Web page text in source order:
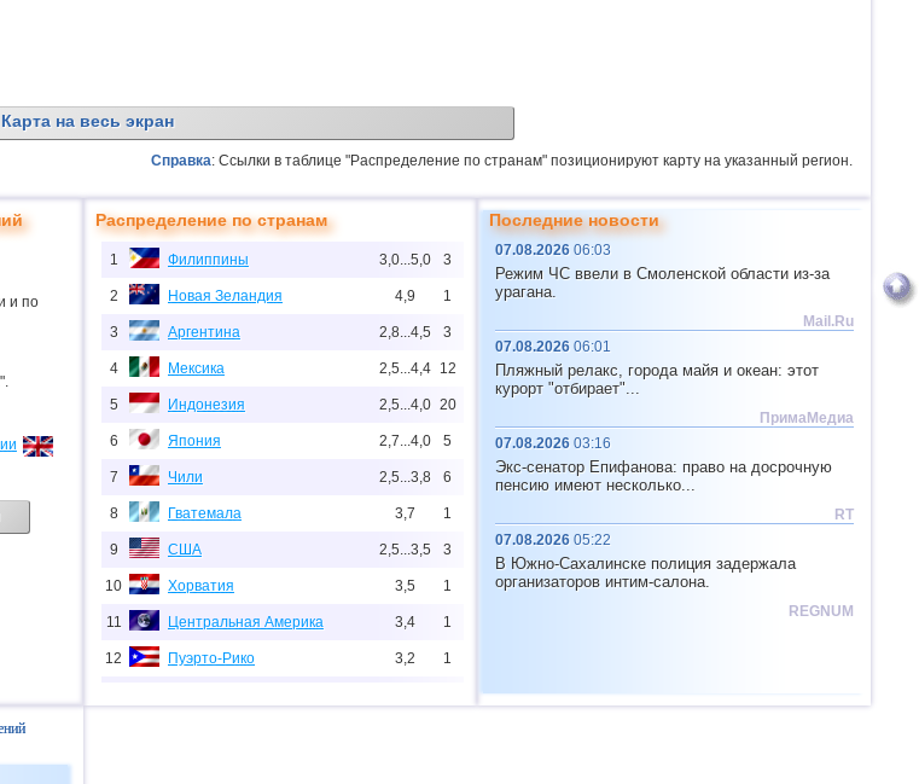
Карта на весь экран
Справка: Ссылки в таблице "Распределение по странам" позиционируют карту на указанный регион.
и по
Распределение по странам
1 Филиппины 3,0...5,0 3
2 Новая Зеландия 4,9 1
3 Аргентина 2,8...4,5 3
4 Мексика 2,5...4,4 12
5 Индонезия 2,5...4,0 20
6 Япония 2,7...4,0 5
7 Чили 2,5...3,8 6
8 Гватемала 3,7 1
9 США 2,5...3,5 3
10 Хорватия 3,5 1
11 Центральная Америка 3,4 1
12 Пуэрто-Рико 3,2 1
Последние новости
07.08.2026 06:03
Режим ЧС ввели в Смоленской области из-за
урагана.
Mail.Ru
07.08.2026 06:01
Пляжный релакс, города майя и океан: этот
курорт "отбирает"...
ПримаМедиа
07.08.2026 03:16
Экс-сенатор Епифанова: право на досрочную
пенсию имеют несколько...
RT
07.08.2026 05:22
В Южно-Сахалинске полиция задержала
организаторов интим-салона.
REGNUM